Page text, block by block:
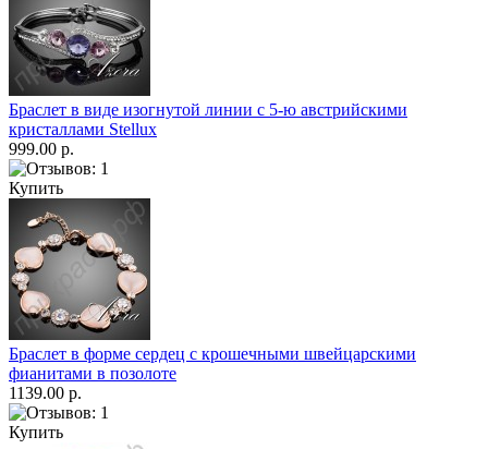
Браслет в виде изогнутой линии с 5-ю австрийскими
кристаллами Stellux
999.00 р.
Купить
Браслет в форме сердец с крошечными швейцарскими
фианитами в позолоте
1139.00 р.
Купить